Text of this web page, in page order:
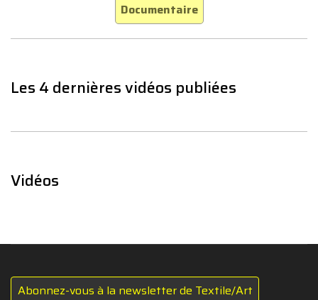
Documentaire
Les 4 dernières vidéos publiées
Vidéos
Abonnez-vous à la newsletter de Textile/Art